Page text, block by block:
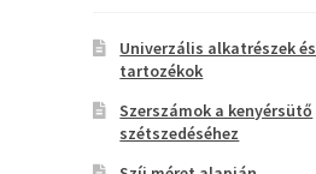
Univerzális alkatrészek és
tartozékok
Szerszámok a kenyérsütő
szétszedéséhez